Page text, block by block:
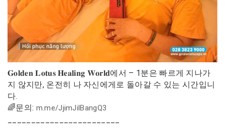
𝐆𝐨𝐥𝐝𝐞𝐧 𝐋𝐨𝐭𝐮𝐬 𝐇𝐞𝐚𝐥𝐢𝐧𝐠 𝐖𝐨𝐫𝐥𝐝에서 – 1분은 빠르게 지나가
지 않지만, 온전히 나 자신에게로 돌아갈 수 있는 시간입니
다.
🌈문의: m.me/JjimJilBangQ3